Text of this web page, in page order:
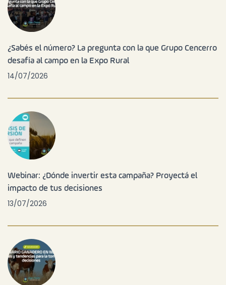
¿Sabés el número? La pregunta con la que Grupo Cencerro
desafía al campo en la Expo Rural
14/07/2026
Webinar: ¿Dónde invertir esta campaña? Proyectá el
impacto de tus decisiones
13/07/2026